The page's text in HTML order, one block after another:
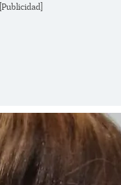
[Publicidad]